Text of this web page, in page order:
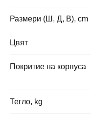
Размери (Ш, Д, В), cm
Цвят
Покритие на корпуса
Тегло, kg